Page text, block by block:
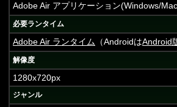
Adobe Air アプリケーション(Windows/
必要ランタイム
Adobe Air ランタイム （AndroidはAndroid
解像度
1280x720px
ジャンル